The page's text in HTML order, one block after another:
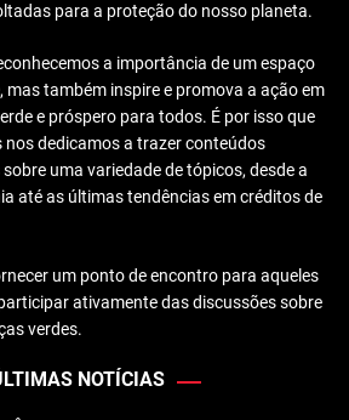
para a proteção do nosso planeta.
a importância de um espaço
mas também inspire e promova a ação em
e próspero para todos. É por isso que
nos dedicamos a trazer conteúdos
uma variedade de tópicos, desde a
até as últimas tendências em créditos de
um ponto de encontro para aqueles
ativamente das discussões sobre
verdes.
NOTÍCIAS